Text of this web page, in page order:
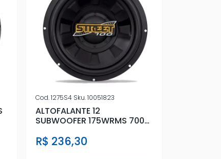
Cod.1275S4 Sku.10051823
ALTOFALANTE 12
SUBWOOFER 175WRMS 700W
R$ 236,30